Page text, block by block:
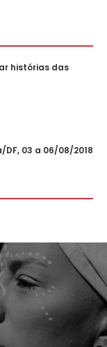
histórias das
03 a 06/08/2018